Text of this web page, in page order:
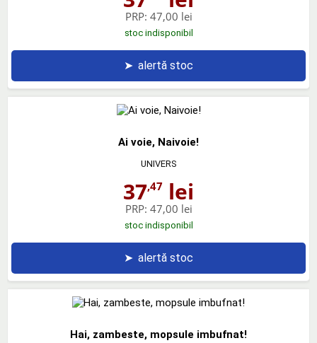
PRP: 47,00 lei
stoc indisponibil
➤ alertă stoc
Ai voie, Naivoie!
UNIVERS
37,47 lei
PRP: 47,00 lei
stoc indisponibil
➤ alertă stoc
Hai, zambeste, mopsule imbufnat!